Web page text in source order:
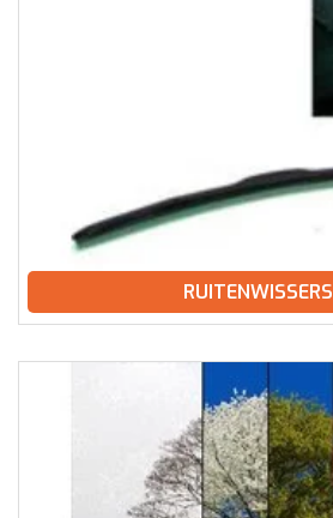
RUITENWISSERS